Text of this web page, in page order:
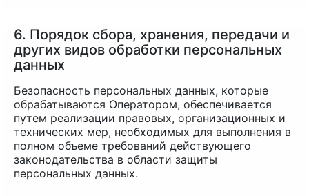
6. Порядок сбора, хранения, передачи и
других видов обработки персональных
данных
Безопасность персональных данных, которые
обрабатываются Оператором, обеспечивается
путем реализации правовых, организационных и
технических мер, необходимых для выполнения в
полном объеме требований действующего
законодательства в области защиты
персональных данных.